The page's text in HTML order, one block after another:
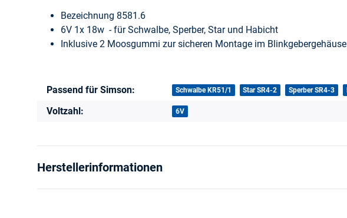
Bezeichnung 8581.6
6V 1x 18w - für Schwalbe, Sperber, Star und Habicht
Inklusive 2 Moosgummi zur sicheren Montage im Blinkgebergehäuse
Produkteigenschaft
Wert
Passend für Simson: Schwalbe KR51/1 Star SR4-2 Sperber SR4-3
Voltzahl: 6V
Herstellerinformationen